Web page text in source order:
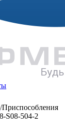
/Приспособления
S08-504-2